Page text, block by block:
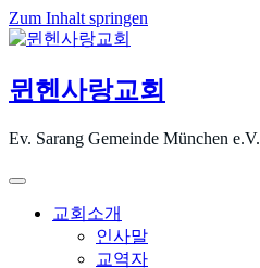
Zum Inhalt springen
뮌헨사랑교회
Ev. Sarang Gemeinde München e.V.
교회소개
인사말
교역자